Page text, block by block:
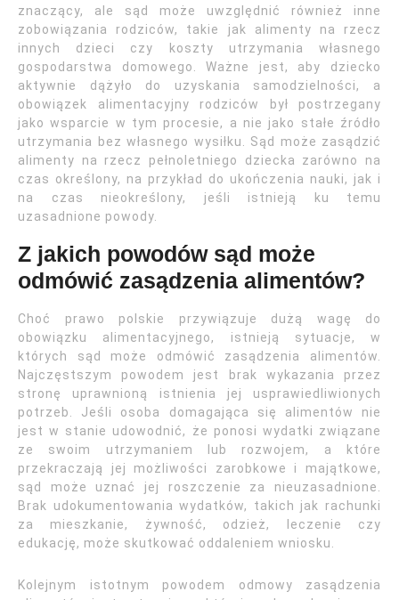
znaczący, ale sąd może uwzględnić również inne
zobowiązania rodziców, takie jak alimenty na rzecz
innych dzieci czy koszty utrzymania własnego
gospodarstwa domowego. Ważne jest, aby dziecko
aktywnie dążyło do uzyskania samodzielności, a
obowiązek alimentacyjny rodziców był postrzegany
jako wsparcie w tym procesie, a nie jako stałe źródło
utrzymania bez własnego wysiłku. Sąd może zasądzić
alimenty na rzecz pełnoletniego dziecka zarówno na
czas określony, na przykład do ukończenia nauki, jak i
na czas nieokreślony, jeśli istnieją ku temu
uzasadnione powody.
Z jakich powodów sąd może
odmówić zasądzenia alimentów?
Choć prawo polskie przywiązuje dużą wagę do
obowiązku alimentacyjnego, istnieją sytuacje, w
których sąd może odmówić zasądzenia alimentów.
Najczęstszym powodem jest brak wykazania przez
stronę uprawnioną istnienia jej usprawiedliwionych
potrzeb. Jeśli osoba domagająca się alimentów nie
jest w stanie udowodnić, że ponosi wydatki związane
ze swoim utrzymaniem lub rozwojem, a które
przekraczają jej możliwości zarobkowe i majątkowe,
sąd może uznać jej roszczenie za nieuzasadnione.
Brak udokumentowania wydatków, takich jak rachunki
za mieszkanie, żywność, odzież, leczenie czy
edukację, może skutkować oddaleniem wniosku.
Kolejnym istotnym powodem odmowy zasądzenia